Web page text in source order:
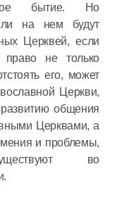
бытие. Но
на нем будут
Церквей, если
не только
его, может
Церкви,
общения
Церквами, а
и проблемы,
во